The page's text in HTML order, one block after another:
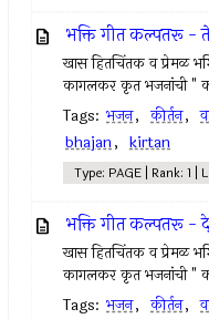
भक्ति गीत कल्पतरू -
खास हितचिंतक व प्रेमळ
कागलकर कृत भजनांची "
Tags: भजन, कीर्तन,
bhajan, kirtan
Type: PAGE | Rank: 1 |
भक्ति गीत कल्पतरू -
खास हितचिंतक व प्रेमळ
कागलकर कृत भजनांची "
Tags: भजन, कीर्तन,